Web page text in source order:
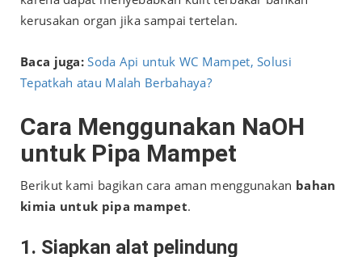
kerusakan organ jika sampai tertelan.
Baca juga: Soda Api untuk WC Mampet, Solusi
Tepatkah atau Malah Berbahaya?
Cara Menggunakan NaOH
untuk Pipa Mampet
Berikut kami bagikan cara aman menggunakan bahan
kimia untuk pipa mampet.
1. Siapkan alat pelindung